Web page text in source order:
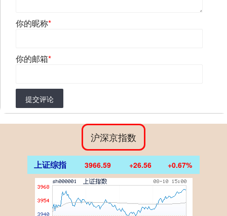
你的昵称*
你的邮箱*
提交评论
沪深京指数
上证综指 3966.59 +26.56 +0.67%